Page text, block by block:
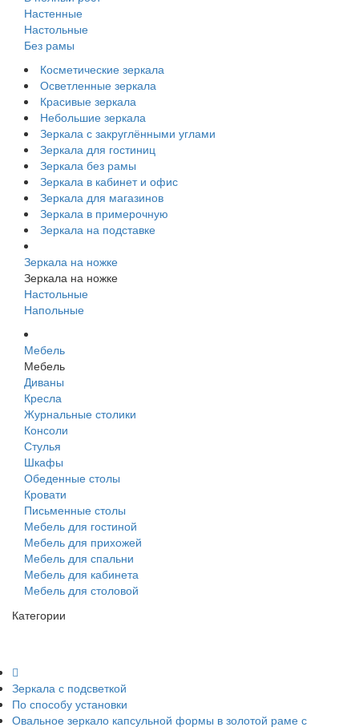
Настенные
Настольные
Без рамы
Косметические зеркала
Осветленные зеркала
Красивые зеркала
Небольшие зеркала
Зеркала с закруглёнными углами
Зеркала для гостиниц
Зеркала без рамы
Зеркала в кабинет и офис
Зеркала для магазинов
Зеркала в примерочную
Зеркала на подставке
Зеркала на ножке
Зеркала на ножке
Настольные
Напольные
Мебель
Мебель
Диваны
Кресла
Журнальные столики
Консоли
Стулья
Шкафы
Обеденные столы
Кровати
Письменные столы
Мебель для гостиной
Мебель для прихожей
Мебель для спальни
Мебель для кабинета
Мебель для столовой
Категории
Зеркала с подсветкой
По способу установки
Овальное зеркало капсульной формы в золотой раме с